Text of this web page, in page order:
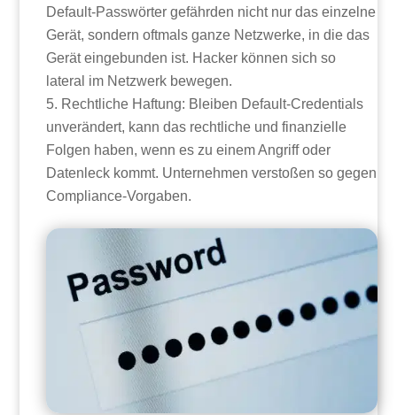
Default-Passwörter gefährden nicht nur das einzelne
Gerät, sondern oftmals ganze Netzwerke, in die das
Gerät eingebunden ist. Hacker können sich so
lateral im Netzwerk bewegen.
Rechtliche Haftung: Bleiben Default-Credentials
unverändert, kann das rechtliche und finanzielle
Folgen haben, wenn es zu einem Angriff oder
Datenleck kommt. Unternehmen verstoßen so gegen
Compliance-Vorgaben.